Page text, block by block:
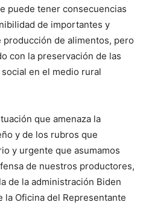
puede tener consecuencias
de importantes y
de alimentos, pero
con la preservación de las
en el medio rural
que amenaza la
y de los rubros que
y urgente que asumamos
de nuestros productores,
de la administración Biden
la Oficina del Representante